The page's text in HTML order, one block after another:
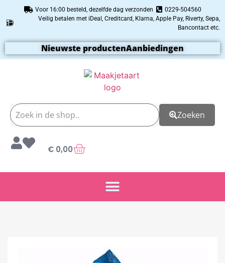
Voor 16:00 besteld, dezelfde dag verzonden
0229-504560
Veilig betalen met iDeal, Creditcard, Klarna, Apple Pay, Riverty, Sepa,
Bancontact etc.
Nieuwste productenAanbiedingen
Zoeken
€ 0,00